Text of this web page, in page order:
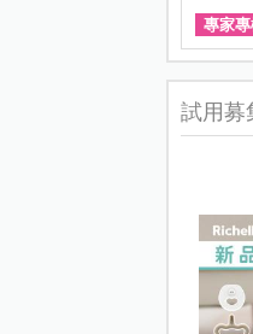
專家專
試用募